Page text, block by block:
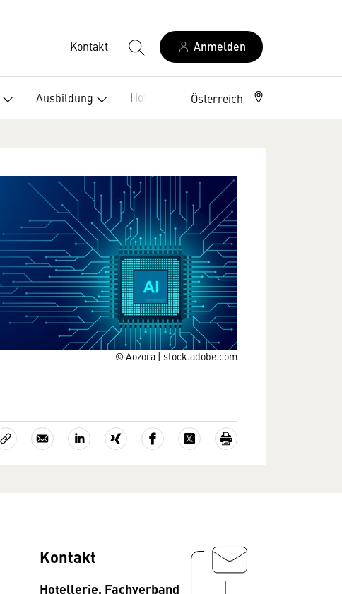
Kontakt Anmelden
Ausbildung Hotelklassifizierung
Österreich
© Aozora | stock.adobe.com
Kontakt
Hotellerie, Fachverband